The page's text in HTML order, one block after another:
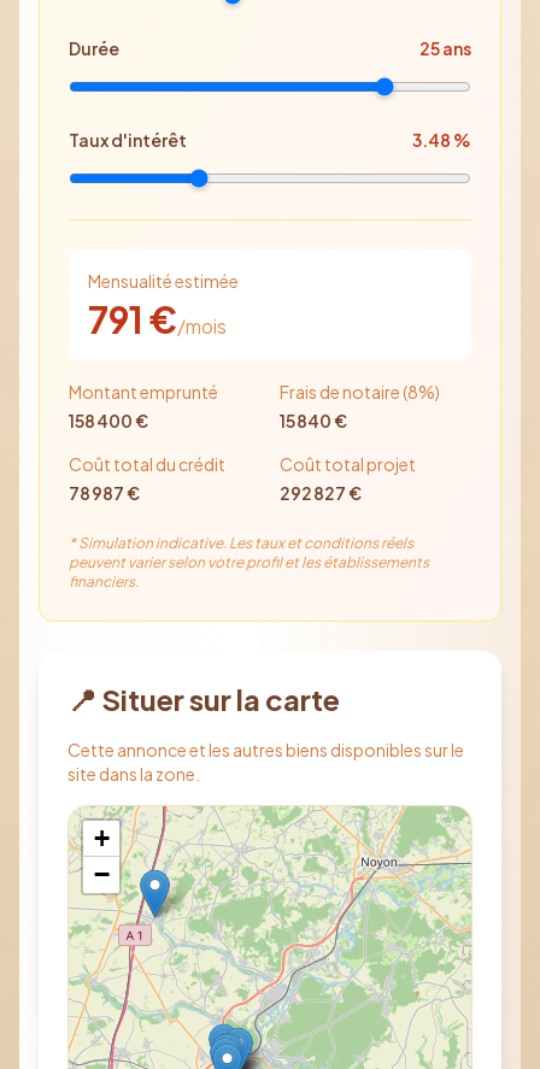
Durée 25ans
Taux d'intérêt 3.48 %
Mensualité estimée
791 €/mois
Montant emprunté
158 400€
Frais de notaire (8%)
15 840€
Coût total du crédit
78 987€
Coût total projet
292 827€
* Simulation indicative. Les taux et conditions réels
peuvent varier selon votre profil et les établissements
financiers.
📍 Situer sur la carte
Cette annonce et les autres biens disponibles sur le
site dans la zone.
+
−